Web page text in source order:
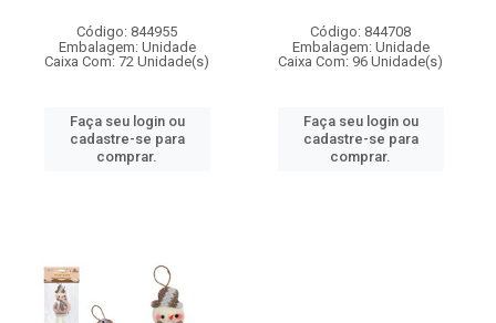
Código: 844955
Embalagem: Unidade
Caixa Com: 72 Unidade(s)
Faça seu login ou
cadastre-se para
comprar.
Código: 844708
Embalagem: Unidade
Caixa Com: 96 Unidade(s)
Faça seu login ou
cadastre-se para
comprar.